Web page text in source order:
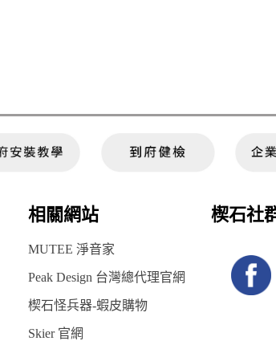
相關網站 楔石社
MUTEE 淨音家
Peak Design 台灣總代理官網
楔石怪兵器-蝦皮購物
Skier 官網